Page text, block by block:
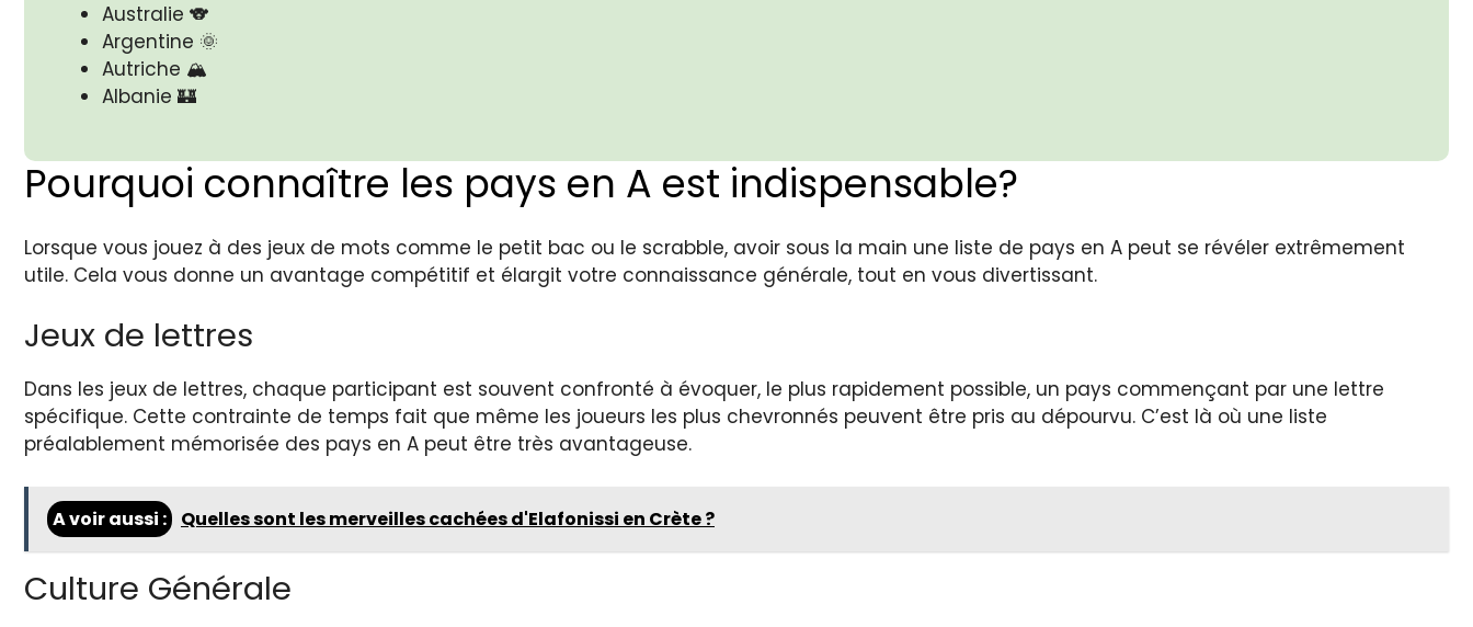
Australie 🐨
Argentine 🌞
Autriche 🏔️
Albanie 🏰
Pourquoi connaître les pays en A est indispensable?
Lorsque vous jouez à des jeux de mots comme le petit bac ou le scrabble, avoir sous la main une liste de pays en A peut se révéler extrêmement
utile. Cela vous donne un avantage compétitif et élargit votre connaissance générale, tout en vous divertissant.
Jeux de lettres
Dans les jeux de lettres, chaque participant est souvent confronté à évoquer, le plus rapidement possible, un pays commençant par une lettre
spécifique. Cette contrainte de temps fait que même les joueurs les plus chevronnés peuvent être pris au dépourvu. C’est là où une liste
préalablement mémorisée des pays en A peut être très avantageuse.
A voir aussi : Quelles sont les merveilles cachées d'Elafonissi en Crète ?
Culture Générale